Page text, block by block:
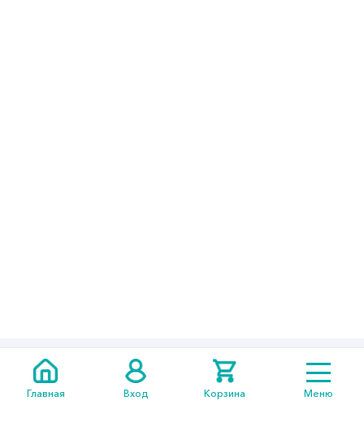
301 05 14
Главная Вход Корзина Меню